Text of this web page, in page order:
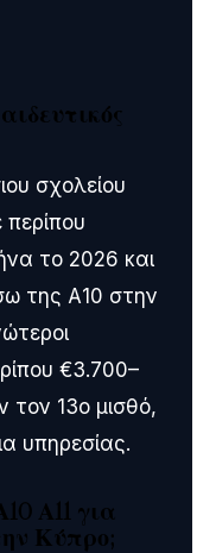
σχολείου
το 2026 και
της Α10 στην
€3.700–
τον 13ο μισθό,
υπηρεσίας.
Α11 για
Κύπρο;